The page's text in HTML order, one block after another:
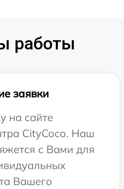
работы
заявки
на сайте
CityCoco. Наш
с Вами для
Вашего